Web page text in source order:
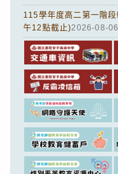
115學年度高二第一階
午12點截止)2026-08-06